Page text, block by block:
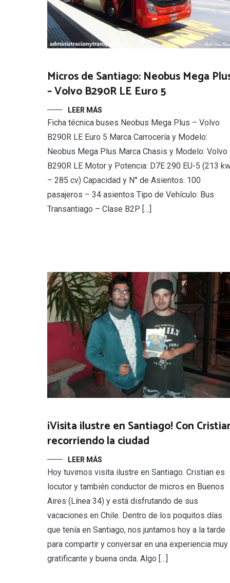
Micros de Santiago: Neobus Mega
– Volvo B290R LE Euro 5
LEER MÁS
Ficha técnica buses Neobus Mega Plus – Volvo
B290R LE Euro 5 Marca Carrocería y Modelo:
Neobus Mega Plus Marca Chasis y Modelo: Volvo
B290R LE Motor y Potencia: D7E 290 EU-5 (213
– 285 cv) Capacidad y N° de Asientos: 100
pasajeros – 34 asientos Tipo de Vehículo: Bus
Transantiago – Clase B2P […]
¡Visita ilustre en Santiago! Con
recorriendo la ciudad
LEER MÁS
Hoy tuvimos visita ilustre en Santiago. Cristian es
locutor y también conductor de micros en Buenos
Aires (Línea 34) y está disfrutando de sus
vacaciones en Chile. Dentro de los poquitos días
que tenía en Santiago, nos juntamos hoy a la tarde
para compartir y conversar en una experiencia muy
gratificante y buena onda. Algo […]